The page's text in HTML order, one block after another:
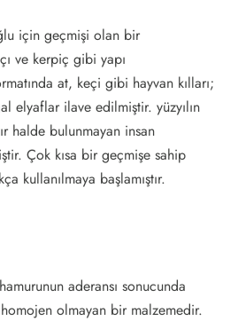
için geçmişi olan bir
ve kerpiç gibi yapı
at, keçi gibi hayvan kılları;
elyaflar ilave edilmiştir. yüzyılın
halde bulunmayan insan
Çok kısa bir geçmişe sahip
kullanılmaya başlamıştır.
aderansı sonucunda
olmayan bir malzemedir.